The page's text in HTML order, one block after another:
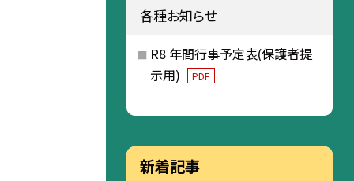
各種お知らせ
R8 年間行事予定表(保護者提
示用)
PDF
新着記事